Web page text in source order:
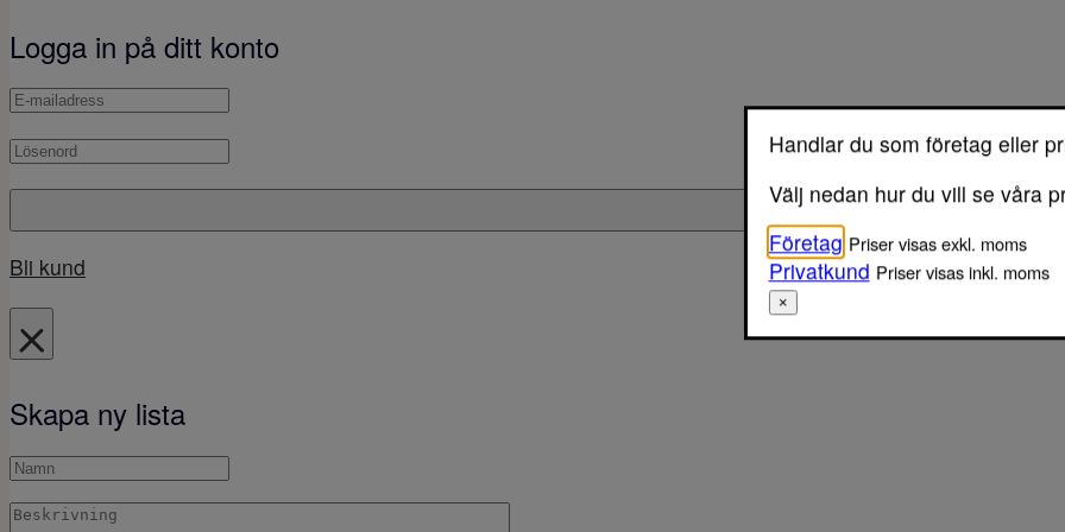
Logga in på ditt konto
Bli kund
Skapa ny lista
Handlar du som företag eller
Välj nedan hur du vill se våra
Företag Priser visas exkl. moms
Privatkund Priser visas inkl. moms
×